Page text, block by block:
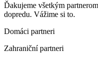
Ďakujeme všetkým
dopredu. Vážime si to.
Domáci partneri
Zahraniční partneri